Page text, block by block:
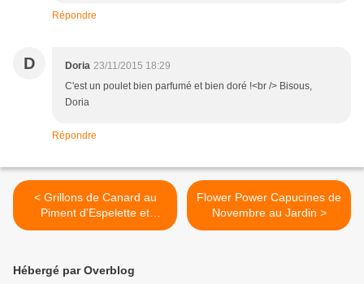
Répondre
D Doria 23/11/2015 18:29
C'est un poulet bien parfumé et bien doré !<br /> Bisous,
Doria
Répondre
< Grillons de Canard au
Piment d'Espelette et
Pomerol
Flower Power Capucines de
Novembre au Jardin >
Hébergé par Overblog